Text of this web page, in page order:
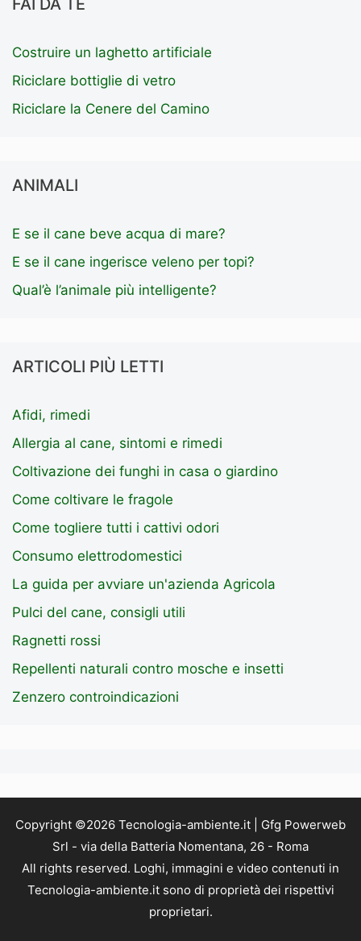
Costruire un laghetto artificiale
Riciclare bottiglie di vetro
Riciclare la Cenere del Camino
ANIMALI
E se il cane beve acqua di mare?
E se il cane ingerisce veleno per topi?
Qual’è l’animale più intelligente?
ARTICOLI PIÙ LETTI
Afidi, rimedi
Allergia al cane, sintomi e rimedi
Coltivazione dei funghi in casa o giardino
Come coltivare le fragole
Come togliere tutti i cattivi odori
Consumo elettrodomestici
La guida per avviare un'azienda Agricola
Pulci del cane, consigli utili
Ragnetti rossi
Repellenti naturali contro mosche e insetti
Zenzero controindicazioni
Copyright ©2026 Tecnologia-ambiente.it | Gfg Powerweb
Srl - via della Batteria Nomentana, 26 - Roma
All rights reserved. Loghi, immagini e video contenuti in
Tecnologia-ambiente.it sono di proprietà dei rispettivi
proprietari.